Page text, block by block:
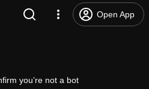
Open App
you’re not a bot